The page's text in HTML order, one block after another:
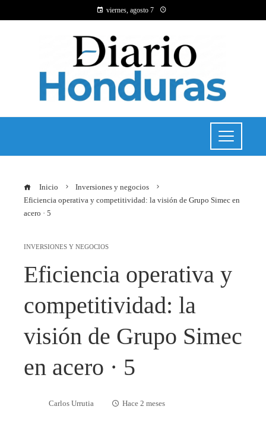
viernes, agosto 7
Inicio
Inversiones y negocios
Eficiencia operativa y competitividad: la visión de Grupo Simec en
acero · 5
INVERSIONES Y NEGOCIOS
Eficiencia operativa y
competitividad: la
visión de Grupo Simec
en acero · 5
Carlos Urrutia Hace 2 meses